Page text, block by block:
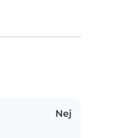
Nej